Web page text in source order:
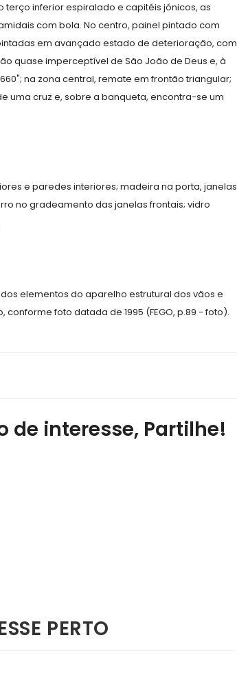
inferior espiralado e capitéis jónicos, as
com bola. No centro, painel pintado com
em avançado estado de deterioração, com
quase imperceptível de São João de Deus e, à
na zona central, remate em frontão triangular;
uma cruz e, sobre a banqueta, encontra-se um
e paredes interiores; madeira na porta, janelas
no gradeamento das janelas frontais; vidro
elementos do aparelho estrutural dos vãos e
foto datada de 1995 (FEGO, p.89 - foto).
de interesse, Partilhe!
PERTO